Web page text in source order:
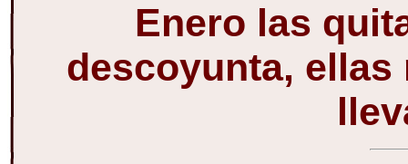
Enero las
descoyunta, ellas